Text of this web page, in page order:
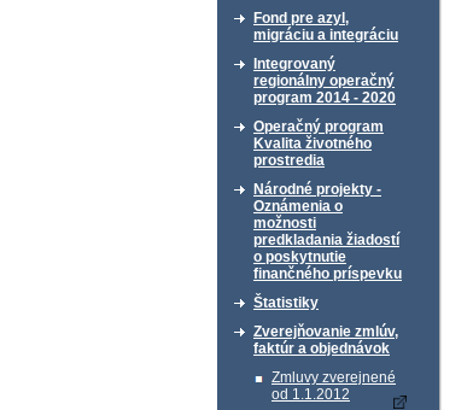
Fond pre azyl,
migráciu a integráciu
Integrovaný
regionálny operačný
program 2014 - 2020
Operačný program
Kvalita životného
prostredia
Národné projekty -
Oznámenia o
možnosti
predkladania žiadostí
o poskytnutie
finančného príspevku
Štatistiky
Zverejňovanie zmlúv,
faktúr a objednávok
Zmluvy zverejnené
od 1.1.2012